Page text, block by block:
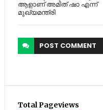
ആളാണ് അമിത് ഷാ എന്ന്
മുഖ്യമന്ത്രി
POST COMMENT
Total Pageviews